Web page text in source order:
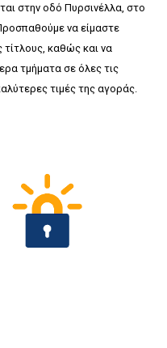
στην οδό Πυρσινέλλα, στο
να είμαστε
καθώς και να
τμήματα σε όλες τις
τιμές της αγοράς.